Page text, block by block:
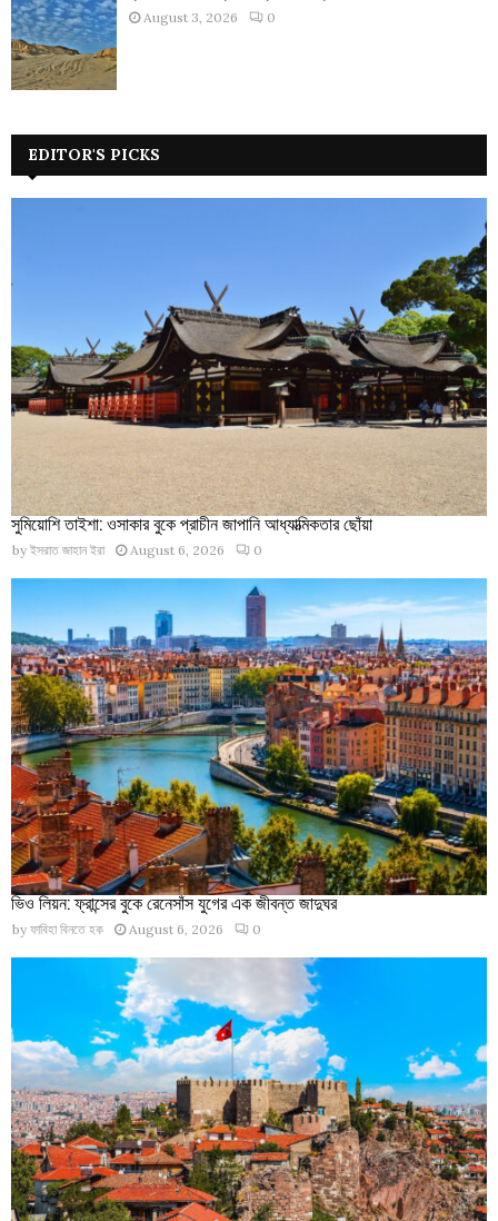
August 3, 2026 0
EDITOR'S PICKS
সুমিয়োশি তাইশা: ওসাকার বুকে প্রাচীন জাপানি আধ্যাত্মিকতার ছোঁয়া
by ইসরাত জাহান ইরা August 6, 2026 0
ভিও লিয়ন: ফ্রান্সের বুকে রেনেসাঁস যুগের এক জীবন্ত জাদুঘর
by ফাবিহা বিনতে হক August 6, 2026 0